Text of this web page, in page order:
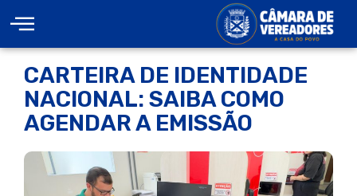
CARTEIRA DE IDENTIDADE
NACIONAL: SAIBA COMO
AGENDAR A EMISSÃO